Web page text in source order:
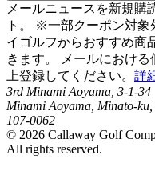
メールニュースを新規購
ト。 ※一部クーポン対
イゴルフからおすすめ商
きます。 メールにおけ
上登録してください。 詳
3rd Minami Aoyama, 3-1-34
Minami Aoyama, Minato-ku,
107-0062
© 2026 Callaway Golf
All rights reserved.